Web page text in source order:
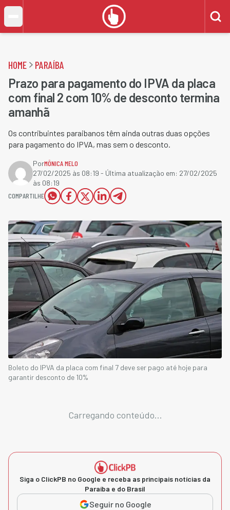
HOME PARAÍBA
Prazo para pagamento do IPVA da placa
com final 2 com 10% de desconto termina
amanhã
Os contribuintes paraibanos têm ainda outras duas opções
para pagamento do IPVA, mas sem o desconto.
PorMÔNICA MELO
27/02/2025 às 08:19 - Última atualização em: 27/02/2025
às 08:19
COMPARTILHE
Boleto do IPVA da placa com final 7 deve ser pago até hoje para
garantir desconto de 10%
Carregando conteúdo...
Siga o ClickPB no Google e receba as principais notícias da
Paraíba e do Brasil
Seguir no Google